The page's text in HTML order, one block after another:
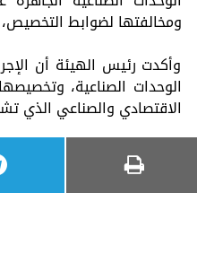
ومخالفتها لضوابط
وأكدت رئيس الهيئة أن
الوحدات الصناعية،
الاقتصادي والصناعي الذي